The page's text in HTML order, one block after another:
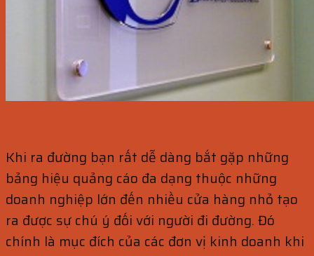
Khi ra đường bạn rất dễ dàng bắt gặp những
bảng hiệu quảng cáo đa dạng thuộc những
doanh nghiệp lớn đến nhiều cửa hàng nhỏ tạo
ra được sự chú ý đối với người đi đường. Đó
chính là mục đích của các đơn vị kinh doanh khi